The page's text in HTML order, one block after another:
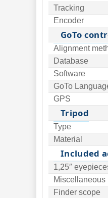
Tracking
Encoder
GoTo
Alignment
Database
Software
GoTo
GPS
Tripod
Type
Material
Included
1,25″
Miscellaneous
Finder scope